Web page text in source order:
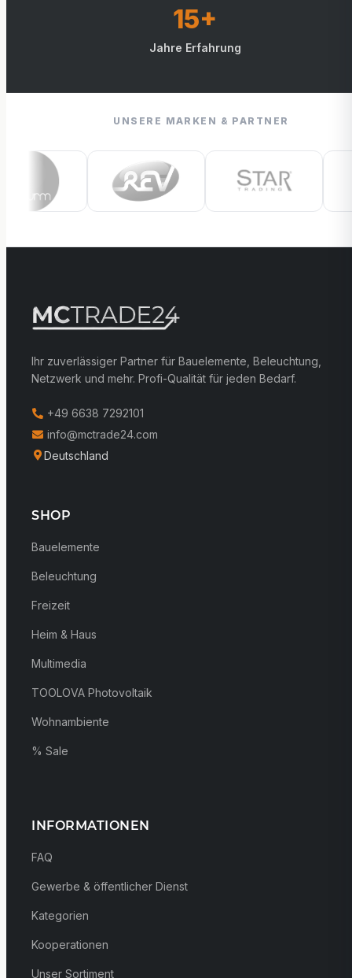
15+
Jahre Erfahrung
UNSERE MARKEN & PARTNER
Ihr zuverlässiger Partner für Bauelemente, Beleuchtung,
Netzwerk und mehr. Profi-Qualität für jeden Bedarf.
+49 6638 7292101
info@mctrade24.com
Deutschland
SHOP
Bauelemente
Beleuchtung
Freizeit
Heim & Haus
Multimedia
TOOLOVA Photovoltaik
Wohnambiente
% Sale
INFORMATIONEN
FAQ
Gewerbe & öffentlicher Dienst
Kategorien
Kooperationen
Unser Sortiment